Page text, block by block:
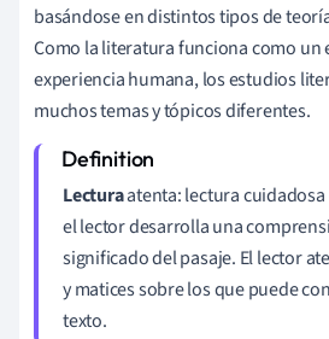
basándose en distintos tipos de
Como la literatura funciona como un
experiencia humana, los estudios
muchos temas y tópicos diferentes.
Lecturaatenta: lectura
el lector desarrolla una
significado del pasaje. El lector
y matices sobre los que puede
texto.